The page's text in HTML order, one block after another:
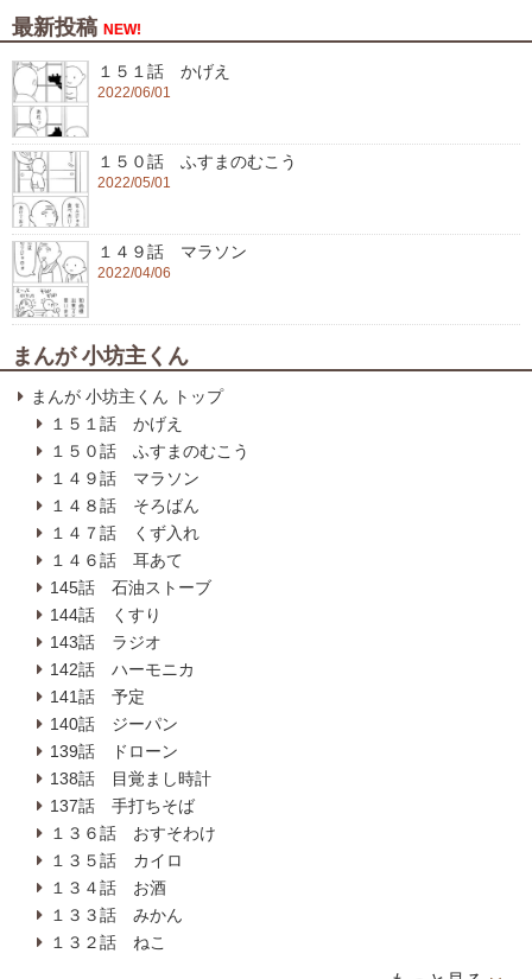
最新投稿 NEW!
１５１話 かげえ
2022/06/01
１５０話 ふすまのむこう
2022/05/01
１４９話 マラソン
2022/04/06
まんが 小坊主くん
まんが 小坊主くん トップ
１５１話 かげえ
１５０話 ふすまのむこう
１４９話 マラソン
１４８話 そろばん
１４７話 くず入れ
１４６話 耳あて
145話 石油ストーブ
144話 くすり
143話 ラジオ
142話 ハーモニカ
141話 予定
140話 ジーパン
139話 ドローン
138話 目覚まし時計
137話 手打ちそば
１３６話 おすそわけ
１３５話 カイロ
１３４話 お酒
１３３話 みかん
１３２話 ねこ